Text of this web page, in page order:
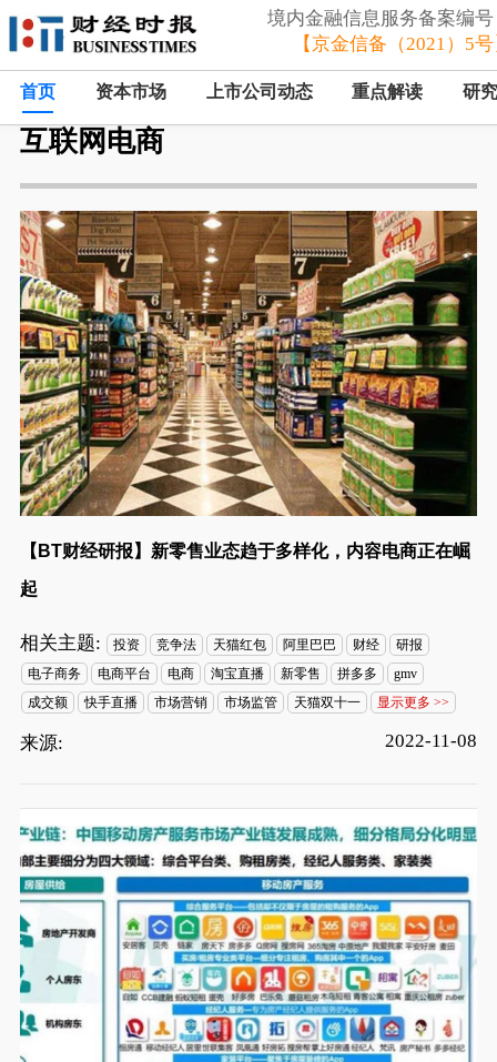
境内金融信息服务备案编
【京金信备（2021）5
首页 资本市场 上市公司动态 重点解读 研
互联网电商
【BT财经研报】新零售业态趋于多样化，内容电商正在崛
起
相关主题: 投资 竞争法 天猫红包 阿里巴巴 财经
研报
电子商务
电商平台 电商 淘宝直播 新零售 拼多多
gmv
成交额
快手直播 市场营销 市场监管 天猫双十一 显示更多 >>
来源: 2022-11-08